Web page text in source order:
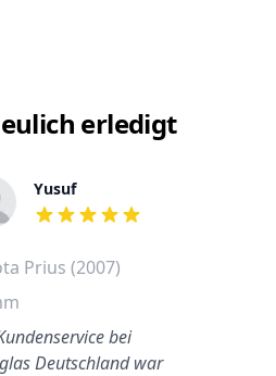
erledigt
Yusuf
out of 5 stars
Prius (2007)
bei
Deutschland war